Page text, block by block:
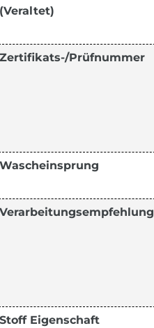
(Veraltet)
Zertifikats-/Prüfnummer
Wascheinsprung
Verarbeitungsempfehlung
Stoff Eigenschaft